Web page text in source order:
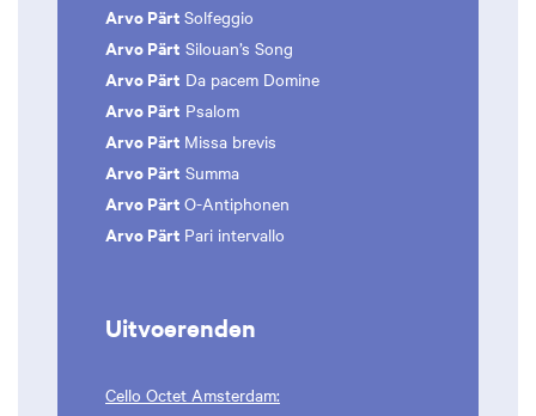
Arvo Pärt Solfeggio
Arvo Pärt Silouan’s Song
Arvo Pärt Da pacem Domine
Arvo Pärt Psalom
Arvo Pärt Missa brevis
Arvo Pärt Summa
Arvo Pärt O-Antiphonen
Arvo Pärt Pari intervallo
Uitvoerenden
Cello Octet Amsterdam: